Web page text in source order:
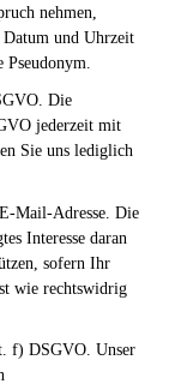
nehmen,
und Uhrzeit
Die
jederzeit mit
Sie uns lediglich
Mail-Adresse. Die
Interesse daran
sofern Ihr
wie rechtswidrig
f) DSGVO. Unser